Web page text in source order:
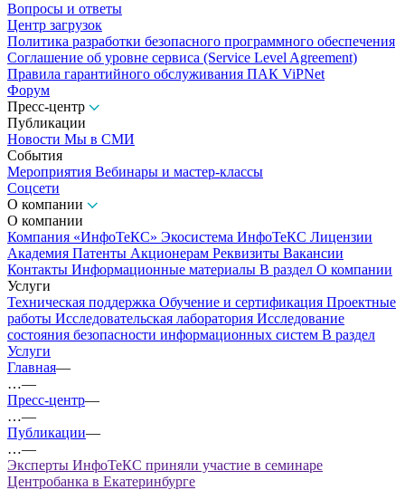
Вопросы и ответы
Центр загрузок
Политика разработки безопасного программного обеспечения
Соглашение об уровне сервиса (Service Level Agreement)
Правила гарантийного обслуживания ПАК ViPNet
Форум
Пресс-центр
Публикации
Новости Мы в СМИ
События
Мероприятия Вебинары и мастер-классы
Соцсети
О компании
О компании
Компания «ИнфоТеКС» Экосистема ИнфоТеКС Лицензии
Академия Патенты Акционерам Реквизиты Вакансии
Контакты Информационные материалы В раздел О компании
Услуги
Техническая поддержка Обучение и сертификация Проектные
работы Исследовательская лаборатория Исследование
состояния безопасности информационных систем В раздел
Услуги
Главная—
…—
Пресс-центр—
…—
Публикации—
…—
Эксперты ИнфоТеКС приняли участие в семинаре
Центробанка в Екатеринбурге